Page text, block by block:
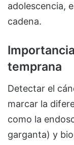
adolescencia,
cadena.
temprana
Detectar el
marcar la
como la
garganta) y